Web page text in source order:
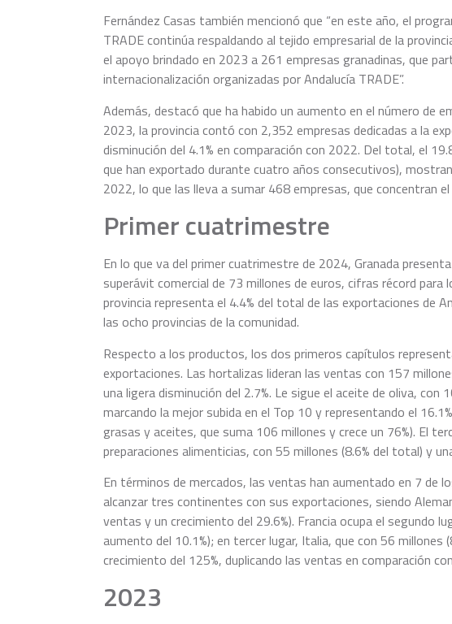
Fernández Casas también mencionó que “en este año, el
TRADE continúa respaldando al tejido empresarial de la
el apoyo brindado en 2023 a 261 empresas granadinas, que
internacionalización organizadas por Andalucía TRADE”.
Además, destacó que ha habido un aumento en el número de
2023, la provincia contó con 2,352 empresas dedicadas a la
disminución del 4.1% en comparación con 2022. Del total, el
que han exportado durante cuatro años consecutivos),
2022, lo que las lleva a sumar 468 empresas, que concentran
Primer cuatrimestre
En lo que va del primer cuatrimestre de 2024, Granada
superávit comercial de 73 millones de euros, cifras récord para
provincia representa el 4.4% del total de las exportaciones de
las ocho provincias de la comunidad.
Respecto a los productos, los dos primeros capítulos
exportaciones. Las hortalizas lideran las ventas con 157
una ligera disminución del 2.7%. Le sigue el aceite de oliva, con
marcando la mejor subida en el Top 10 y representando el
grasas y aceites, que suma 106 millones y crece un 76%). El
preparaciones alimenticias, con 55 millones (8.6% del total) y
En términos de mercados, las ventas han aumentado en 7 de
alcanzar tres continentes con sus exportaciones, siendo
ventas y un crecimiento del 29.6%). Francia ocupa el segundo
aumento del 10.1%); en tercer lugar, Italia, que con 56
crecimiento del 125%, duplicando las ventas en comparación
2023